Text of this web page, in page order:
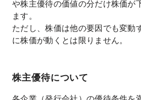
や株主優待の価値の分だけ株価が
ます。
ただし、株価は他の要因でも変動
に株価が動くとは限りません。
株主優待について